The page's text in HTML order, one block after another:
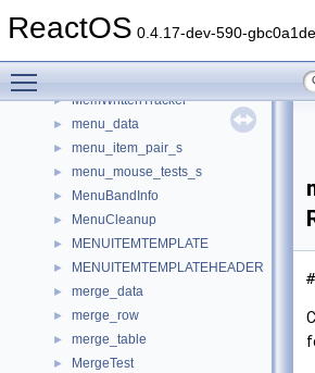
ReactOS 0.4.17-dev-590-gbc0a1de
► memp
► MemWrittenTracker
► menu_data
► menu_item_pair_s
► menu_mouse_tests_s
► MenuBandInfo
► MenuCleanup
► MENUITEMTEMPLATE
► MENUITEMTEMPLATEHEADER
► merge_data
► merge_row
► merge_table
► MergeTest